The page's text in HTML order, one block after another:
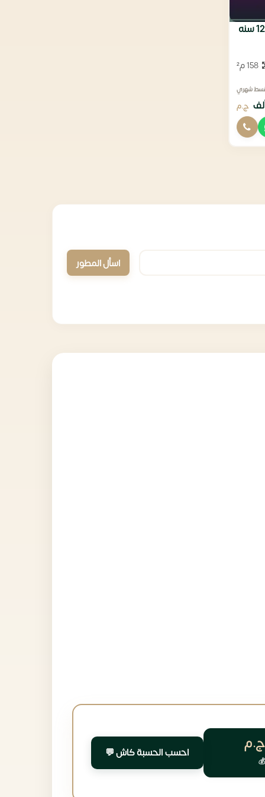
158 م²
شهري
ج.م
اسأل المطور
ج.م احسب الحسبة كاش 💬